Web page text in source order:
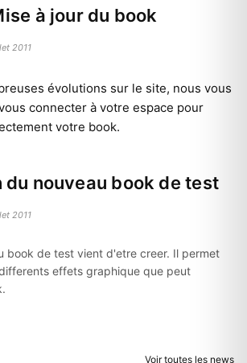
à jour du book
2011
évolutions sur le site, nous vous
connecter à votre espace pour
votre book.
du nouveau book de test
2011
book de test vient d'etre creer. Il permet
effets graphique que peut
Voir toutes les news